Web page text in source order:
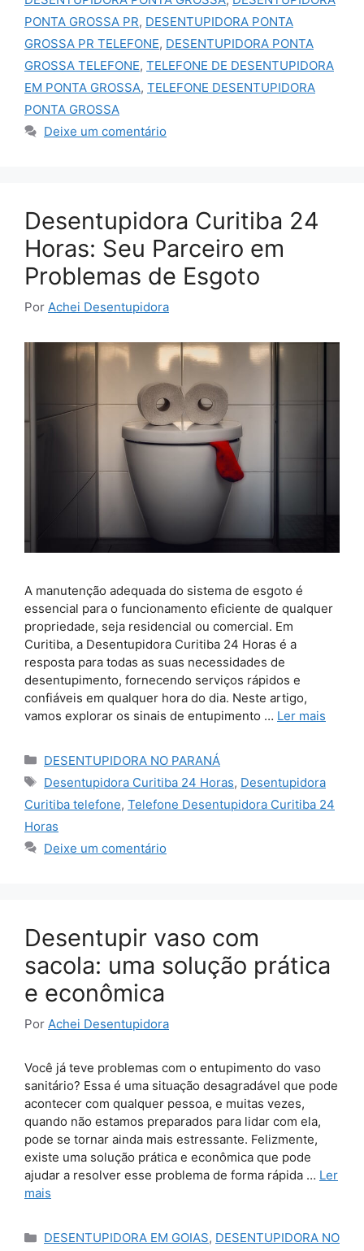
PONTA GROSSA PR, DESENTUPIDORA PONTA
GROSSA PR TELEFONE, DESENTUPIDORA PONTA
GROSSA TELEFONE, TELEFONE DE DESENTUPIDORA
EM PONTA GROSSA, TELEFONE DESENTUPIDORA
PONTA GROSSA
Deixe um comentário
Desentupidora Curitiba 24
Horas: Seu Parceiro em
Problemas de Esgoto
Por Achei Desentupidora
A manutenção adequada do sistema de esgoto é
essencial para o funcionamento eficiente de qualquer
propriedade, seja residencial ou comercial. Em
Curitiba, a Desentupidora Curitiba 24 Horas é a
resposta para todas as suas necessidades de
desentupimento, fornecendo serviços rápidos e
confiáveis em qualquer hora do dia. Neste artigo,
vamos explorar os sinais de entupimento … Ler mais
Categorias
DESENTUPIDORA NO PARANÁ
Tags
Desentupidora Curitiba 24 Horas, Desentupidora
Curitiba telefone, Telefone Desentupidora Curitiba 24
Horas
Deixe um comentário
Desentupir vaso com
sacola: uma solução prática
e econômica
Por Achei Desentupidora
Você já teve problemas com o entupimento do vaso
sanitário? Essa é uma situação desagradável que pode
acontecer com qualquer pessoa, e muitas vezes,
quando não estamos preparados para lidar com ela,
pode se tornar ainda mais estressante. Felizmente,
existe uma solução prática e econômica que pode
ajudar a resolver esse problema de forma rápida … Ler
mais
Categorias
DESENTUPIDORA EM GOIAS, DESENTUPIDORA NO